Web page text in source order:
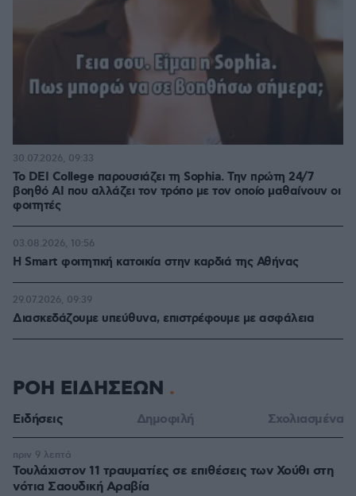
Το DEI College παρουσιάζει τη Sophia. Την πρώτη 24/7
βοηθό AI που αλλάζει τον τρόπο με τον οποίο μαθαίνουν οι
φοιτητές
30.07.2026, 09:33
Η Smart φοιτητική κατοικία στην καρδιά της Αθήνας
03.08.2026, 10:56
Διασκεδάζουμε υπεύθυνα, επιστρέφουμε με ασφάλεια
29.07.2026, 09:39
ΡΟΗ ΕΙΔΗΣΕΩΝ
Ειδήσεις Δημοφιλή Σχολιασμένα
Τουλάχιστον 11 τραυματίες σε επιθέσεις των Χούθι στη
νότια Σαουδική Αραβία
πριν 9 λεπτά